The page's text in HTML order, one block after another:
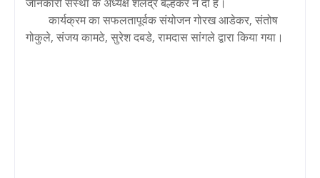
कार्यक्रम का सफलतापूर्वक संयोजन गोरख आडेकर, संतोष
गोकुले, संजय कामठे, सुरेश दबडे, रामदास सांगले द्वारा किया गया।